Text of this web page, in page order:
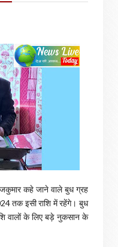
कहे जाने वाले बुध ग्रह
तक इसी राशि में रहेंगे। बुध
वालों के लिए बड़े नुकसान के